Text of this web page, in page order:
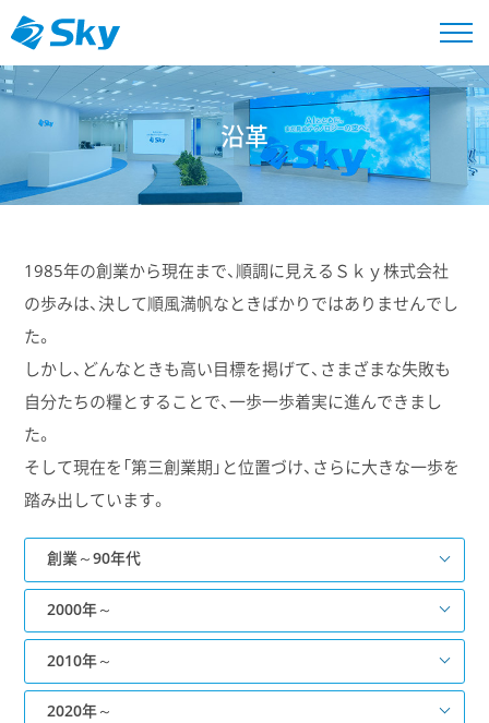
沿革
1985年の創業から現在まで、順調に見えるＳｋｙ株式会社
の歩みは、決して順風満帆なときばかりではありませんでし
た。
しかし、どんなときも高い目標を掲げて、さまざまな失敗も
自分たちの糧とすることで、一歩一歩着実に進んできまし
た。
そして現在を「第三創業期」と位置づけ、さらに大きな一歩を
踏み出しています。
創業～90年代
2000年～
2010年～
2020年～